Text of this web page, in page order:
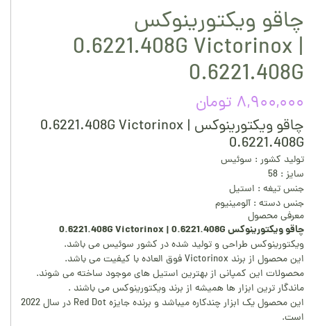
چاقو ویکتورینوکس
0.6221.408G Victorinox |
0.6221.408G
۸,۹۰۰,۰۰۰ تومان
چاقو ویکتورینوکس 0.6221.408G Victorinox |
0.6221.408G
تولید کشور : سوئیس
سایز : 58
جنس تیغه : استیل
جنس دسته : آلومینیوم
معرفی محصول
چاقو ویکتورینوکس 0.6221.408G Victorinox | 0.6221.408G
ویکتورینوکس طراحی و تولید شده در کشور سوئیس می باشد.
این محصول از برند Victorinox فوق العاده با کیفیت می باشد.
محصولات این کمپانی از بهترین استیل های موجود ساخته می شوند.
ماندگار ترین ابزار ها همیشه از برند ویکتورینوکس می باشند .
این محصول یک ابزار چندکاره میباشد و برنده جایزه Red Dot در سال 2022
است.